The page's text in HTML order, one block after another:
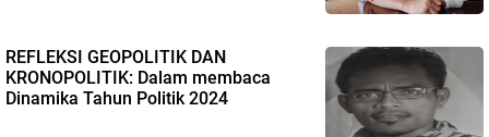
REFLEKSI GEOPOLITIK DAN
KRONOPOLITIK: Dalam membaca
Dinamika Tahun Politik 2024